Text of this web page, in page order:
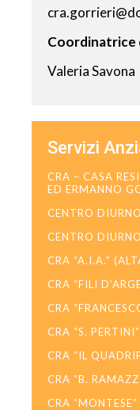
Valeria Savona
Servizi
CRA – CASA
ED ERMANNO
CENTRO
CENTRO
CRA “A.I.A.”
CRA “FILI
CRA
CRA “S. PERTINI”
CRA “IL
CRA “B.
CRA “MONTESE”